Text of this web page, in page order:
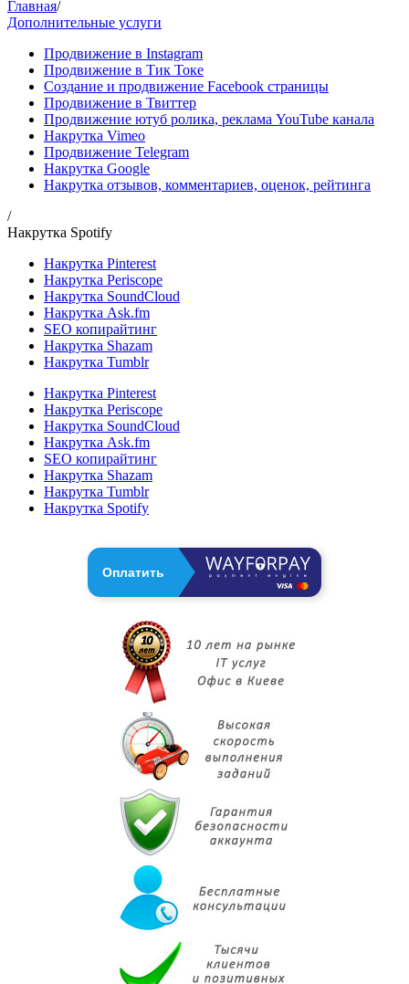
Главная/
Дополнительные услуги
Продвижение в Instagram
Продвижение в Тик Токе
Создание и продвижение Facebook страницы
Продвижение в Твиттер
Продвижение ютуб ролика, реклама YouTube канала
Накрутка Vimeo
Продвижение Telegram
Накрутка Google
Накрутка отзывов, комментариев, оценок, рейтинга
/
Накрутка Spotify
Накрутка Pinterest
Накрутка Periscope
Накрутка SoundCloud
Накрутка Ask.fm
SEO копирайтинг
Накрутка Shazam
Накрутка Tumblr
Накрутка Pinterest
Накрутка Periscope
Накрутка SoundCloud
Накрутка Ask.fm
SEO копирайтинг
Накрутка Shazam
Накрутка Tumblr
Накрутка Spotify
Оплатить